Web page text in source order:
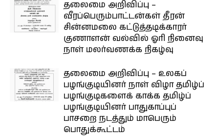
தலைமை அறிவிப்பு –
வீரப்பெரும்பாட்டன்கள் தீரன்
சின்னமலை கட்டுத்தடிக்காரர்
குணாளன் வல்வில் ஓரி நினைவு
நாள் மலர்வணக்க நிகழ்வு
தலைமை அறிவிப்பு – உலகப்
பழங்குடியினர் நாள் விழா தமிழ்ப்
பழங்குடிகளைக் காக்க தமிழ்ப்
பழங்குடியினர் பாதுகாப்புப்
பாசறை நடத்தும் மாபெரும்
பொதுக்கூட்டம்